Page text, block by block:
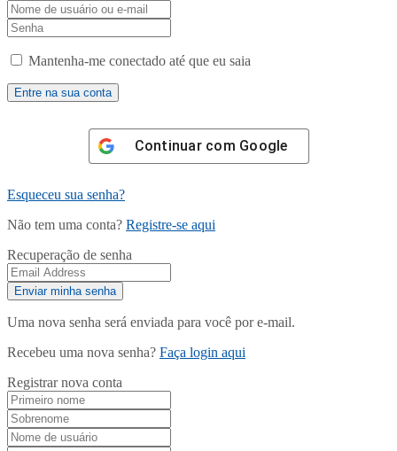
Mantenha-me conectado até que eu saia
Continuar com Google
Esqueceu sua senha?
Não tem uma conta? Registre-se aqui
Recuperação de senha
Uma nova senha será enviada para você por e-mail.
Recebeu uma nova senha? Faça login aqui
Registrar nova conta